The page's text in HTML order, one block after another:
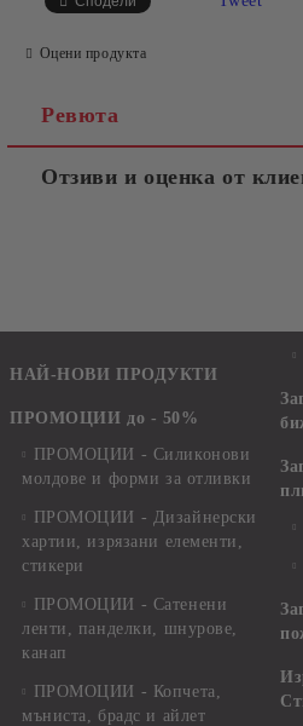
Оцени продукта
Ревюта
Отзиви и оценка от
НАЙ-НОВИ ПРОДУКТИ
ПРОМОЦИИ до - 50%
ПРОМОЦИИ - Силиконови
молдове и форми за отливки
ПРОМОЦИИ - Дизайнерски
хартии, изрязани елементи,
стикери
ПРОМОЦИИ - Сатенени
ленти, панделки, шнурове,
канап
ПРОМОЦИИ - Копчета,
мъниста, брадс и айлет